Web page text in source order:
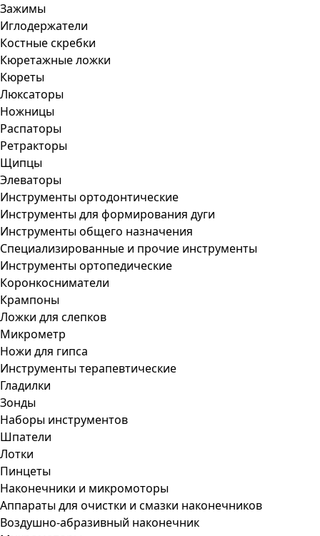
Зажимы
Иглодержатели
Костные скребки
Кюретажные ложки
Кюреты
Люксаторы
Ножницы
Распаторы
Ретракторы
Щипцы
Элеваторы
Инструменты ортодонтические
Инструменты для формирования дуги
Инструменты общего назначения
Специализированные и прочие инструменты
Инструменты ортопедические
Коронкосниматели
Крампоны
Ложки для слепков
Микрометр
Ножи для гипса
Инструменты терапевтические
Гладилки
Зонды
Наборы инструментов
Шпатели
Лотки
Пинцеты
Наконечники и микромоторы
Аппараты для очистки и смазки наконечников
Воздушно-абразивный наконечник